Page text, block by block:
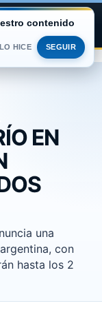
EN
una
con
hasta los 2
contenido
HICE SEGUIR